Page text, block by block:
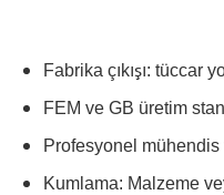
Fabrika çıkışı: tüccar
FEM ve GB üretim
Profesyonel mühendis
Kumlama: Malzeme